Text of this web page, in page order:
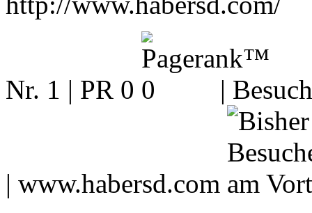
Nr. 1 | PR 0 |
| www.habersd.com